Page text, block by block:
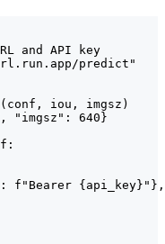
and API key
predict"
iou, imgsz)
"imgsz": 640}
f:
f"Bearer {api_key}"},